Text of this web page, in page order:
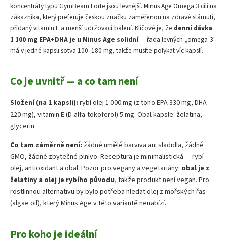
koncentráty typu GymBeam Forte jsou levnější. Minus Age Omega 3 cílí na
zákazníka, který preferuje českou značku zaměřenou na zdravé stárnutí,
přidaný vitamin E a menší udržovací balení. Klíčové je, že denní dávka
1 100 mg EPA+DHA je u Minus Age solidní— řada levných „omega-3"
má v jedné kapsli sotva 100–180 mg, takže musíte polykat víc kapslí.
Co je uvnitř — a co tam není
Složení (na 1 kapsli): rybí olej 1 000 mg (z toho EPA 330 mg, DHA
220 mg), vitamin E (D-alfa-tokoferol) 5 mg. Obal kapsle: želatina,
glycerin.
Co tam záměrně není: žádné umělé barviva ani sladidla, žádné
GMO, žádné zbytečné plnivo. Receptura je minimalistická — rybí
olej, antioxidant a obal. Pozor pro vegany a vegetariány: obal je z
želatiny a olej je rybího původu, takže produkt není vegan. Pro
rostlinnou alternativu by bylo potřeba hledat olej z mořských řas
(algae oil), který Minus Age v této variantě nenabízí.
Pro koho je ideální